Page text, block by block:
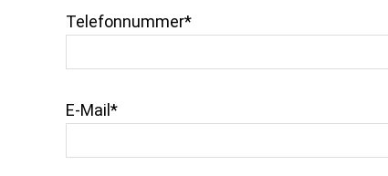
Telefonnummer*
E-Mail*